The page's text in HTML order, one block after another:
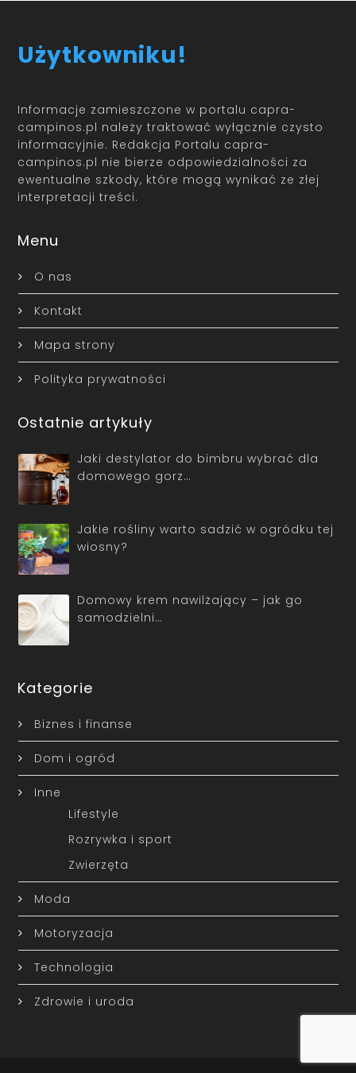
Użytkowniku!
Informacje zamieszczone w portalu capra-
campinos.pl należy traktować wyłącznie czysto
informacyjnie. Redakcja Portalu capra-
campinos.pl nie bierze odpowiedzialności za
ewentualne szkody, które mogą wynikać ze złej
interpretacji treści.
Menu
O nas
Kontakt
Mapa strony
Polityka prywatności
Ostatnie artykuły
Jaki destylator do bimbru wybrać dla
domowego gorz…
Jakie rośliny warto sadzić w ogródku tej
wiosny?
Domowy krem nawilżający – jak go
samodzielni…
Kategorie
Biznes i finanse
Dom i ogród
Inne
Lifestyle
Rozrywka i sport
Zwierzęta
Moda
Motoryzacja
Technologia
Zdrowie i uroda